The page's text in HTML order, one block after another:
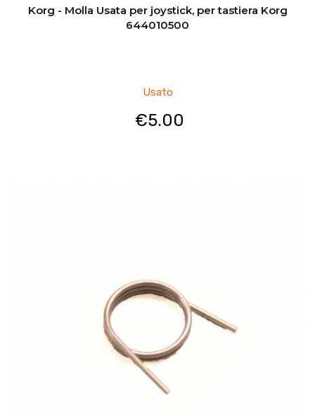
Korg - Molla Usata per joystick, per tastiera Korg
644010500
Usato
€5.00